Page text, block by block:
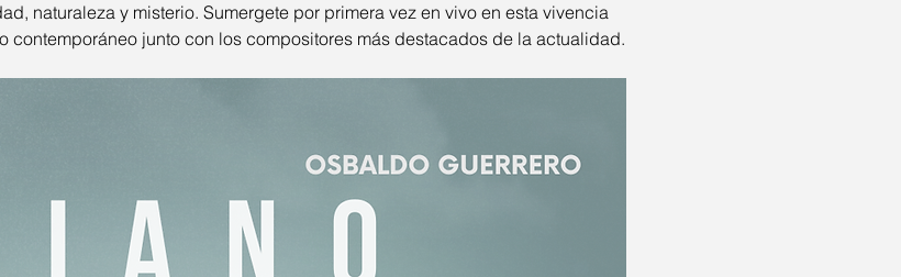
naturaleza y misterio. Sumergete por primera vez en vivo en esta vivencia
contemporáneo junto con los compositores más destacados de la actualidad.